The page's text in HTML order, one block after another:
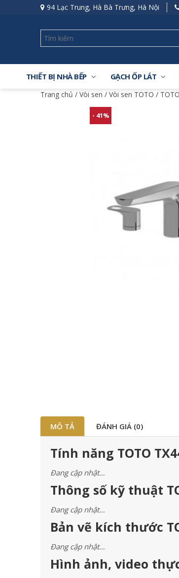
94 Lạc Trung, Hà Bà Trưng, Hà Nội
THIẾT BỊ NHÀ BẾP GẠCH ỐP LÁT
Trang chủ / Vòi sen / Vòi sen TOTO /
- 41%
MÔ TẢ ĐÁNH GIÁ (0)
Tính năng TOTO
Đang cập nhật…
Thông số kỹ thuật
Đang cập nhật…
Bản vẽ kích thước
Đang cập nhật…
Hình ảnh, video thực